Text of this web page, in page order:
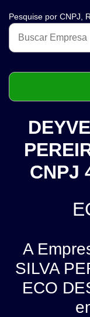
Pesquise por CNPJ,
CNPJ
A
SILVA
ECO